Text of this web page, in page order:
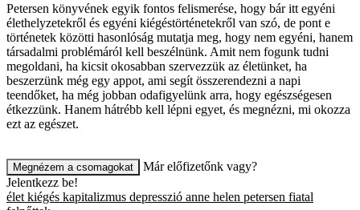
Petersen könyvének egyik fontos felismerése, hogy bár itt egyéni
élethelyzetekről és egyéni kiégéstörténetekről van szó, de pont e
történetek közötti hasonlóság mutatja meg, hogy nem egyéni, hanem
társadalmi problémáról kell beszélnünk. Amit nem fogunk tudni
megoldani, ha kicsit okosabban szervezzük az életünket, ha
beszerzünk még egy appot, ami segít összerendezni a napi
teendőket, ha még jobban odafigyelünk arra, hogy egészségesen
étkezzünk. Hanem hátrébb kell lépni egyet, és megnézni, mi okozza
ezt az egészet.
Megnézem a csomagokat
Már előfizetőnk vagy?
Jelentkezz be!
élet kiégés kapitalizmus depresszió anne helen petersen fiatal